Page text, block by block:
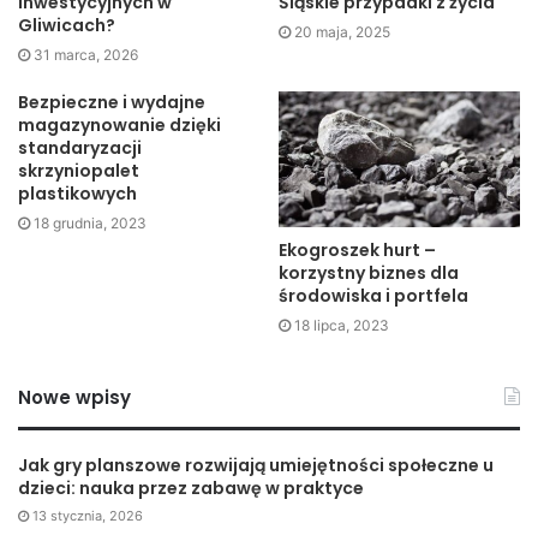
zyskach i stratach i wykazują jeden podatek dochodowy. W
drugim przypadku jednostki niepowiązane to takie, które
nie mają ze sobą nic wspólnego.
Podmioty powiązane ustalają miedzy sobą ceny za dane
towary czy usługi. Taka swoboda w wielu wypadkach
pozwala na manipulowanie wartościami podatku
dochodowego.
Artykuł powstał we współpracy ze specjalistami z firmy
Gliwicach?
31 marca, 2026
20 maja, 2025
Bezpieczne i wydajne
magazynowanie dzięki
standaryzacji
skrzyniopalet
plastikowych
18 grudnia, 2023
Ekogroszek hurt –
korzystny biznes dla
środowiska i portfela
18 lipca, 2023
Nowe wpisy
Jak gry planszowe rozwijają umiejętności społeczne u
dzieci: nauka przez zabawę w praktyce
13 stycznia, 2026